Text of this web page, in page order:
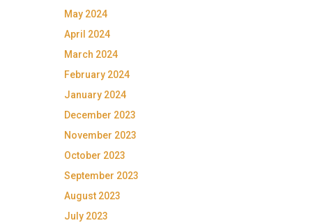
May 2024
April 2024
March 2024
February 2024
January 2024
December 2023
November 2023
October 2023
September 2023
August 2023
July 2023